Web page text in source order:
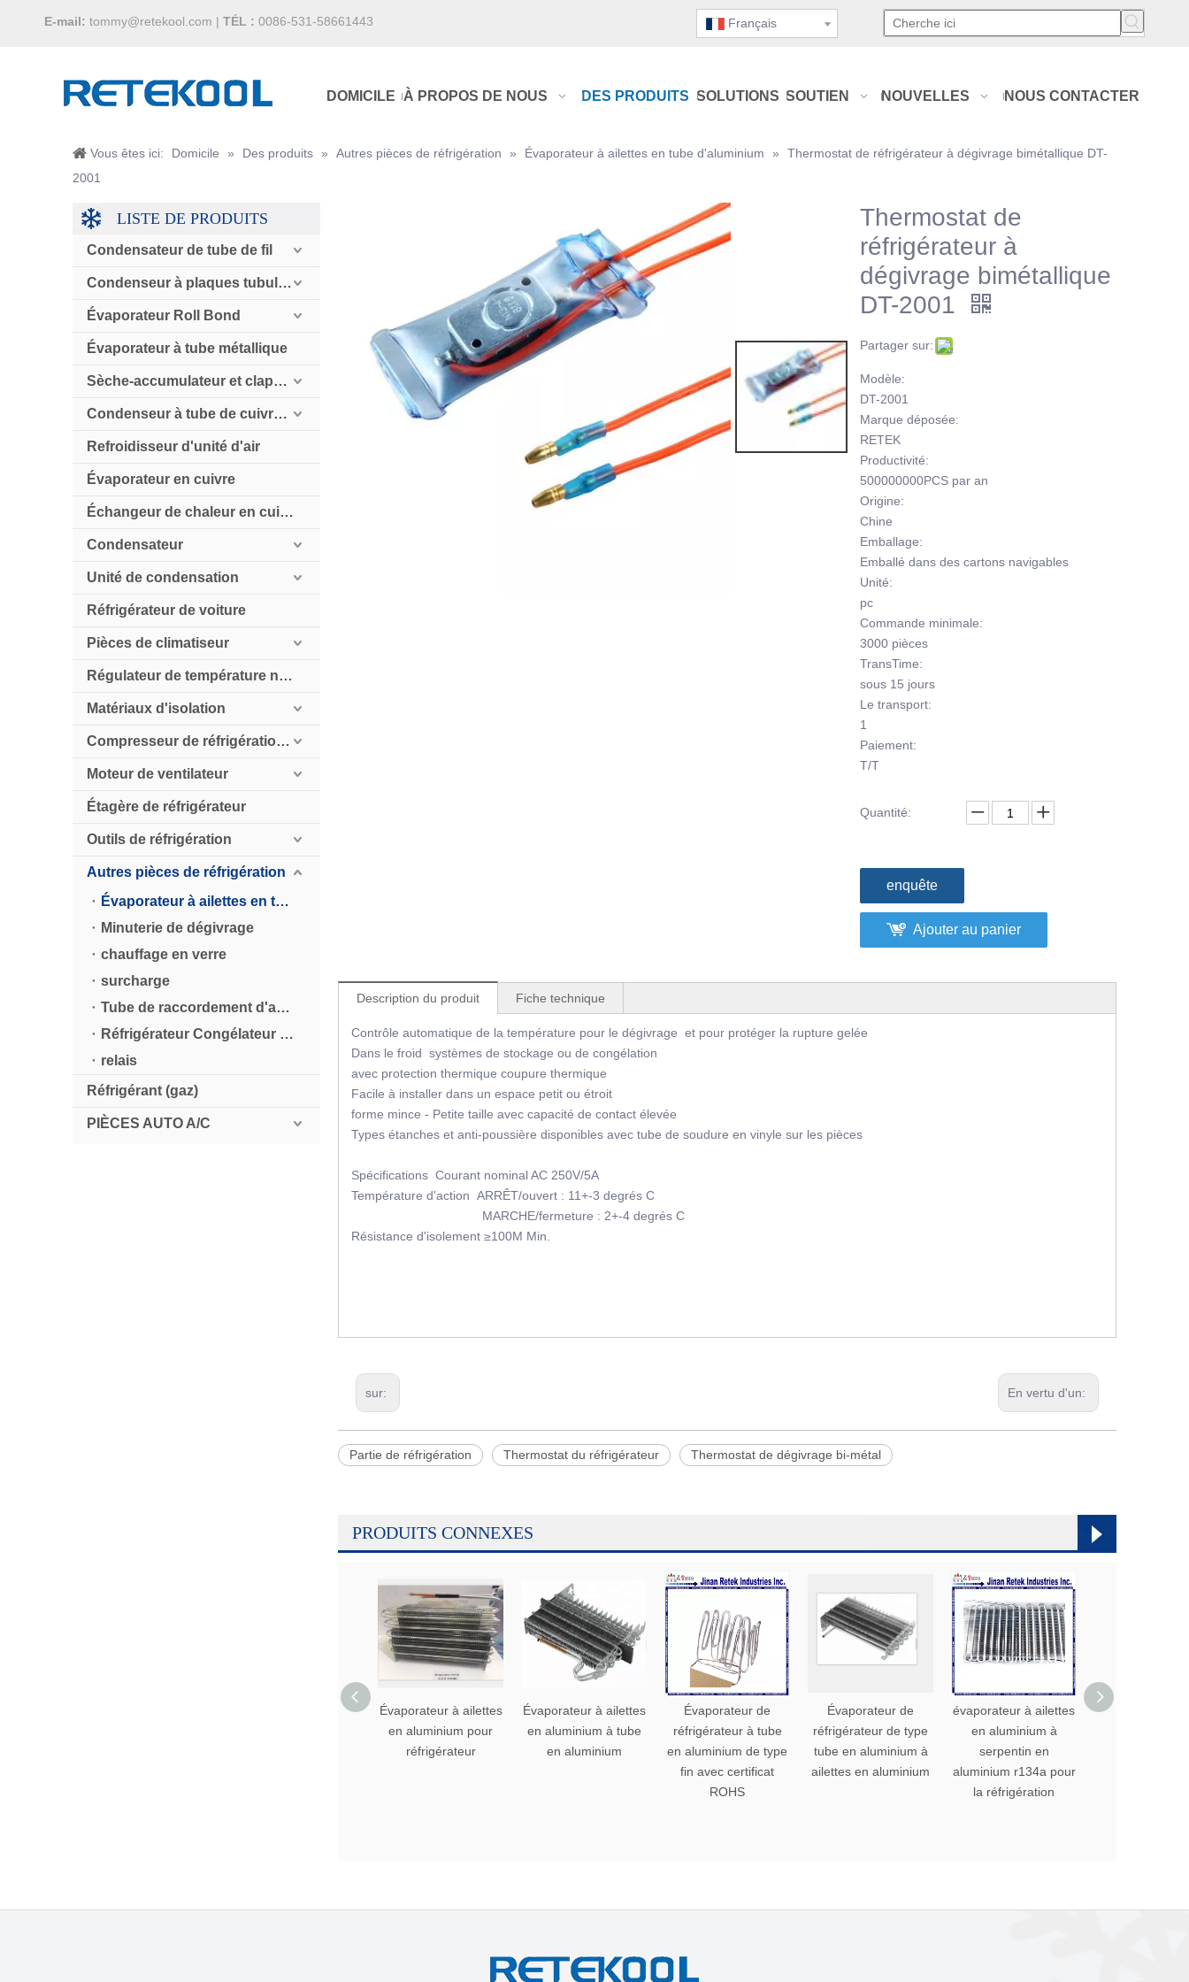
E-mail: tommy@retekool.com | TÉL : 0086-531-58661443 Français
DOMICILE À PROPOS DE NOUS DES PRODUITS SOLUTIONS SOUTIEN NOUVELLES NOUS CONTACTER
Vous êtes ici: Domicile » Des produits » Autres pièces de réfrigération » Évaporateur à ailettes en tube d'aluminium »
Thermostat de réfrigérateur à dégivrage bimétallique DT-
2001
LISTE DE PRODUITS
Condensateur de tube de fil
Condenseur à plaques tubulaires
Évaporateur Roll Bond
Évaporateur à tube métallique
Sèche-accumulateur et clapet anti-retour
Condenseur à tube de cuivre refroidi par air
Refroidisseur d'unité d'air
Évaporateur en cuivre
Échangeur de chaleur en cuivre
Condensateur
Unité de condensation
Réfrigérateur de voiture
Pièces de climatiseur
Régulateur de température numérique
Matériaux d'isolation
Compresseur de réfrigération HollySnow
Moteur de ventilateur
Étagère de réfrigérateur
Outils de réfrigération
Autres pièces de réfrigération
Évaporateur à ailettes en tube d'aluminium
Minuterie de dégivrage
chauffage en verre
surcharge
Tube de raccordement d'aspiration du réfrigérateur
Réfrigérateur Congélateur plaque en aluminium gaufré
relais
Réfrigérant (gaz)
PIÈCES AUTO A/C
Thermostat de
réfrigérateur à
dégivrage bimétallique
DT-2001
Partager sur:
Modèle:
DT-2001
Marque déposée:
RETEK
Productivité:
500000000PCS par an
Origine:
Chine
Emballage:
Emballé dans des cartons navigables
Unité:
pc
Commande minimale:
3000 pièces
TransTime:
sous 15 jours
Le transport:
1
Paiement:
T/T
Quantité:
enquête
Ajouter au panier
Description du produit Fiche technique
Contrôle automatique de la température pour le dégivrage et pour protéger la rupture gelée
Dans le froid systèmes de stockage ou de congélation
avec protection thermique coupure thermique
Facile à installer dans un espace petit ou étroit
forme mince - Petite taille avec capacité de contact élevée
Types étanches et anti-poussière disponibles avec tube de soudure en vinyle sur les pièces
Spécifications Courant nominal AC 250V/5A
Température d'action ARRÊT/ouvert : 11+-3 degrés C
MARCHE/fermeture : 2+-4 degrés C
Résistance d'isolement ≥100M Min.
sur: En vertu d'un:
Partie de réfrigération Thermostat du réfrigérateur Thermostat de dégivrage bi-métal
PRODUITS CONNEXES
Évaporateur à ailettes
en aluminium pour
réfrigérateur
Évaporateur à ailettes
en aluminium à tube
en aluminium
Évaporateur de
réfrigérateur à tube
en aluminium de type
fin avec certificat
ROHS
Évaporateur de
réfrigérateur de type
tube en aluminium à
ailettes en aluminium
évaporateur à ailettes
en aluminium à
serpentin en
aluminium r134a pour
la réfrigération